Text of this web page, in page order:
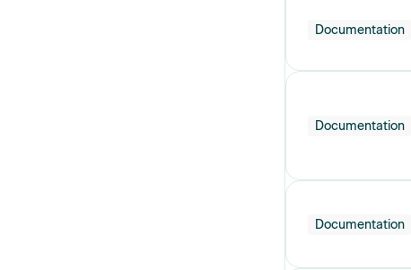
Documentation
Documentation
Documentation